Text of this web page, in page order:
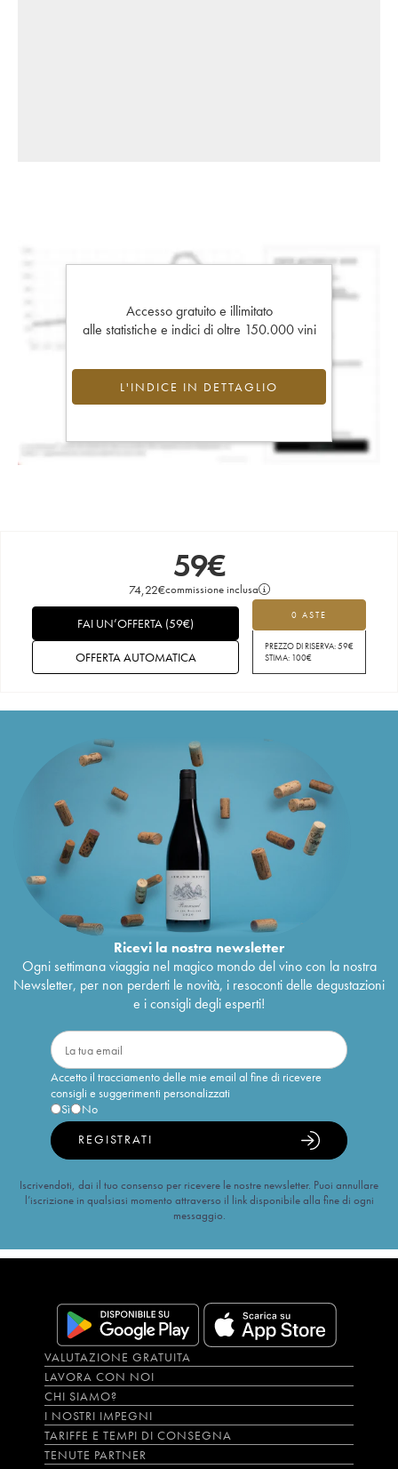
Accesso gratuito e illimitato
alle statistiche e indici di oltre 150.000 vini
L'INDICE IN DETTAGLIO
59€
74,22€commissione inclusa
0 ASTE
PREZZO DI RISERVA:59€
STIMA: 100€
FAI UN’OFFERTA (59€)
OFFERTA AUTOMATICA
Ricevi la nostra newsletter
Ogni settimana viaggia nel magico mondo del vino con la nostra
Newsletter, per non perderti le novità, i resoconti delle degustazioni
e i consigli degli esperti!
Accetto il tracciamento delle mie email al fine di ricevere
consigli e suggerimenti personalizzati
Sì
No
REGISTRATI
Iscrivendoti, dai il tuo consenso per ricevere le nostre newsletter. Puoi annullare
l’iscrizione in qualsiasi momento attraverso il link disponibile alla fine di ogni
messaggio.
VALUTAZIONE GRATUITA
LAVORA CON NOI
CHI SIAMO?
I NOSTRI IMPEGNI
TARIFFE E TEMPI DI CONSEGNA
TENUTE PARTNER